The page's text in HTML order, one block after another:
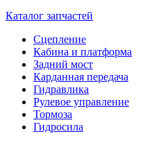
Каталог запчастей
Сцепление
Кабина и платформа
Задний мост
Карданная передача
Гидравлика
Рулевое управление
Тормоза
Гидросила